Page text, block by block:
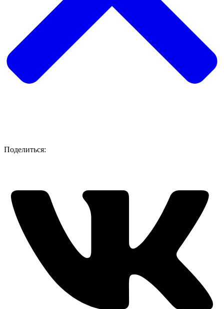
Поделиться: